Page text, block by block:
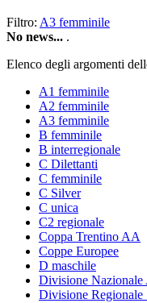
Filtro: A3 femminile
No news... .
Elenco degli argomenti
A1 femminile
A2 femminile
A3 femminile
B femminile
B interregionale
C Dilettanti
C femminile
C Silver
C unica
C2 regionale
Coppa Trentino AA
Coppe Europee
D maschile
Divisione Nazionale
Divisione Regionale